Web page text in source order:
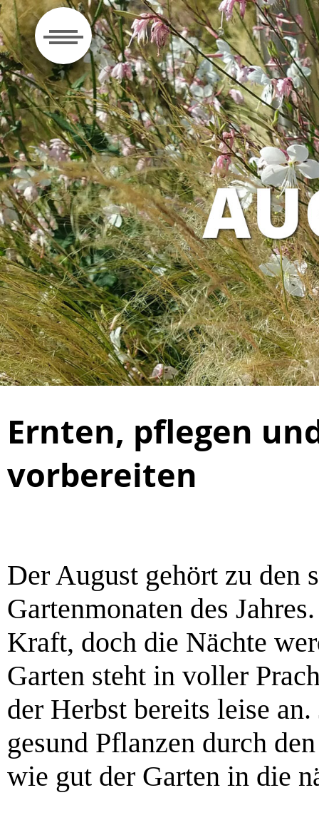
Ernten, pflegen
vorbereiten
Der August gehört zu den
Gartenmonaten des
Kraft, doch die Nächte
Garten steht in voller
der Herbst bereits leise
gesund Pflanzen durch
wie gut der Garten in die